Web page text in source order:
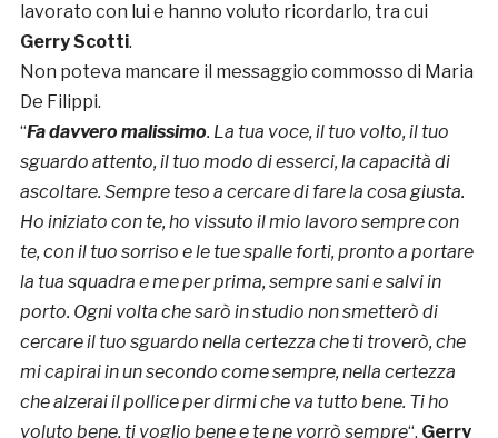
lavorato con lui e hanno voluto ricordarlo, tra cui
Gerry Scotti.
Non poteva mancare il messaggio commosso di Maria
De Filippi.
“Fa davvero malissimo. La tua voce, il tuo volto, il tuo
sguardo attento, il tuo modo di esserci, la capacità di
ascoltare. Sempre teso a cercare di fare la cosa giusta.
Ho iniziato con te, ho vissuto il mio lavoro sempre con
te, con il tuo sorriso e le tue spalle forti, pronto a portare
la tua squadra e me per prima, sempre sani e salvi in
porto. Ogni volta che sarò in studio non smetterò di
cercare il tuo sguardo nella certezza che ti troverò, che
mi capirai in un secondo come sempre, nella certezza
che alzerai il pollice per dirmi che va tutto bene. Ti ho
voluto bene, ti voglio bene e te ne vorrò sempre“. Gerry